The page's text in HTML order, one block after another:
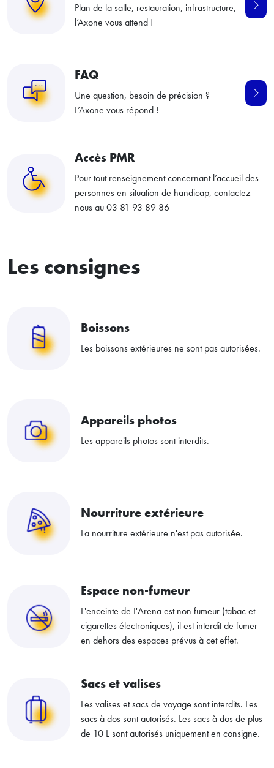
Plan de la salle, restauration, infrastructure,
l’Axone vous attend !
FAQ
Une question, besoin de précision ?
L’Axone vous répond !
Accès PMR
Pour tout renseignement concernant l’accueil des
personnes en situation de handicap, contactez-
nous au 03 81 93 89 86
Les consignes
Boissons
Les boissons extérieures ne sont pas autorisées.
Appareils photos
Les appareils photos sont interdits.
Nourriture extérieure
La nourriture extérieure n'est pas autorisée.
Espace non-fumeur
L'enceinte de I'Arena est non fumeur (tabac et
cigarettes électroniques), il est interdit de fumer
en dehors des espaces prévus à cet effet.
Sacs et valises
Les valises et sacs de voyage sont interdits. Les
sacs à dos sont autorisés. Les sacs à dos de plus
de 10 L sont autorisés uniquement en consigne.